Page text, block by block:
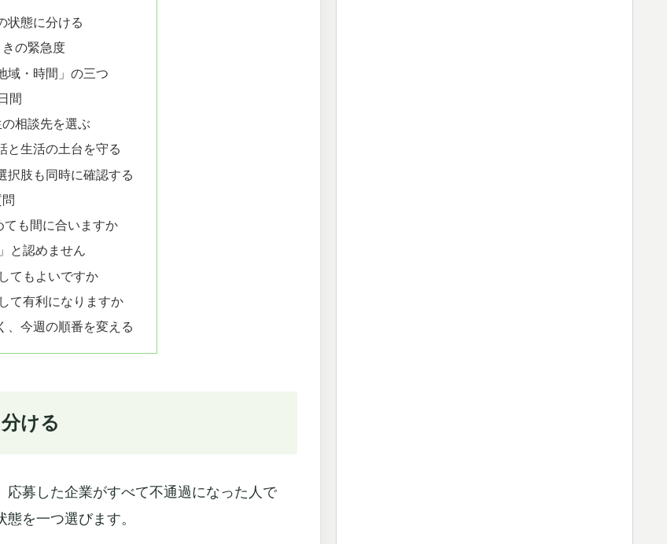
状態に分ける
の緊急度
域・時間」の三つ
間
相談先を選ぶ
と生活の土台を守る
択肢も同時に確認する
ても間に合いますか
と認めません
てもよいですか
て有利になりますか
、今週の順番を変える
ける
募した企業がすべて不通過になった人で
を一つ選びます。